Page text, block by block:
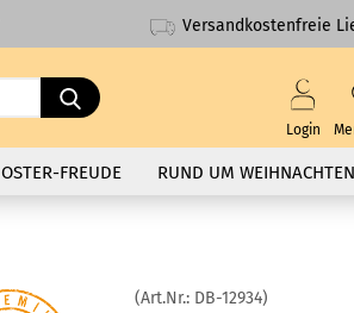
Versandkostenfreie
Suche...
Login
OSTER-FREUDE RUND UM WEIHNACHTEN
(Art.Nr.: DB-12934)